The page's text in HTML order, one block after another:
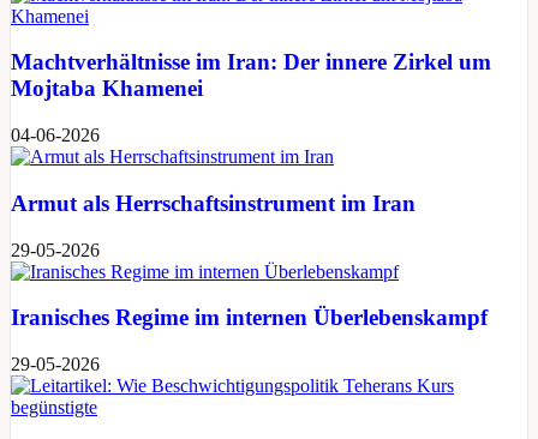
Machtverhältnisse im Iran: Der innere Zirkel um
Mojtaba Khamenei
04-06-2026
Armut als Herrschaftsinstrument im Iran
29-05-2026
Iranisches Regime im internen Überlebenskampf
29-05-2026